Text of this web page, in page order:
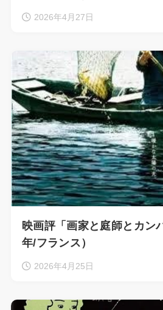
2026年4月27日
映画評「画家と庭師とカン
年/フランス）
2026年4月25日